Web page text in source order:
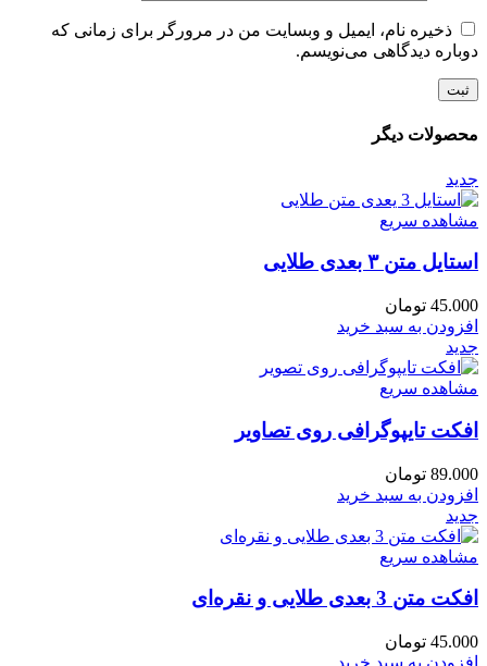
ذخیره نام، ایمیل و وبسایت من در مرورگر برای زمانی که
دوباره دیدگاهی می‌نویسم.
محصولات دیگر
جدید
مشاهده سریع
استایل متن ۳ بعدی طلایی
45.000 تومان
افزودن به سبد خرید
جدید
مشاهده سریع
افکت تایپوگرافی روی تصاویر
89.000 تومان
افزودن به سبد خرید
جدید
مشاهده سریع
افکت متن 3 بعدی طلایی و نقره‌ای
45.000 تومان
افزودن به سبد خرید